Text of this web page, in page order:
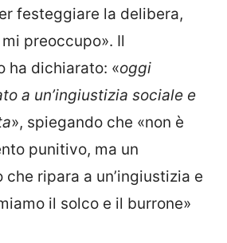
festeggiare la delibera,
preoccupo». Il
ha dichiarato: «oggi
a un’ingiustizia sociale e
», spiegando che «non è
punitivo, ma un
ripara a un’ingiustizia e
il solco e il burrone»